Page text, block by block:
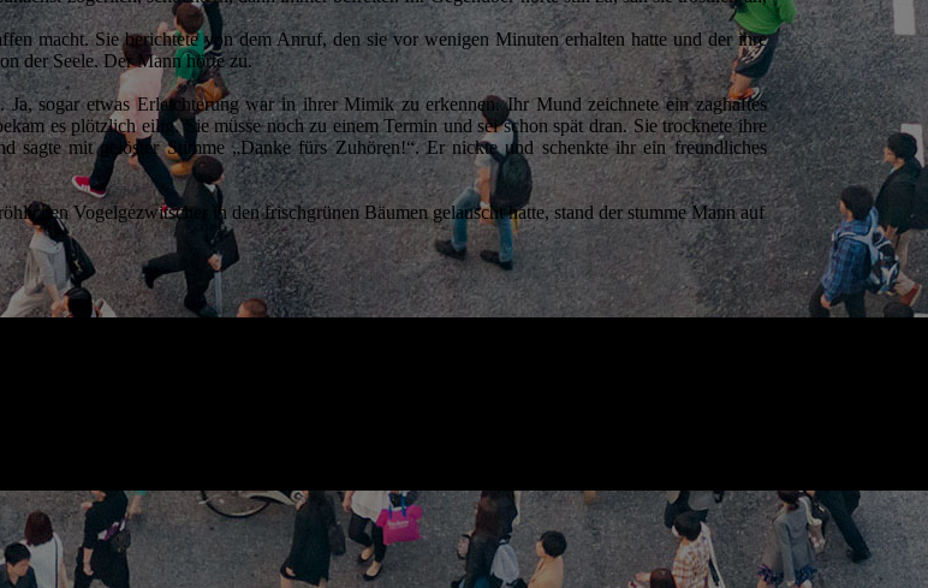
macht. Sie berichtete von dem Anruf, den sie vor wenigen Minuten erhalten hatte und der ihre
der Seele. Der Mann hörte zu.
Ja, sogar etwas Erleichterung war in ihrer Mimik zu erkennen. Ihr Mund zeichnete ein zaghaftes
es plötzlich eilig. Sie müsse noch zu einem Termin und sei schon spät dran. Sie trocknete ihre
sagte mit gelöster Stimme „Danke fürs Zuhören!“. Er nickte und schenkte ihr ein freundliches
Vogelgezwitscher in den frischgrünen Bäumen gelauscht hatte, stand der stumme Mann auf